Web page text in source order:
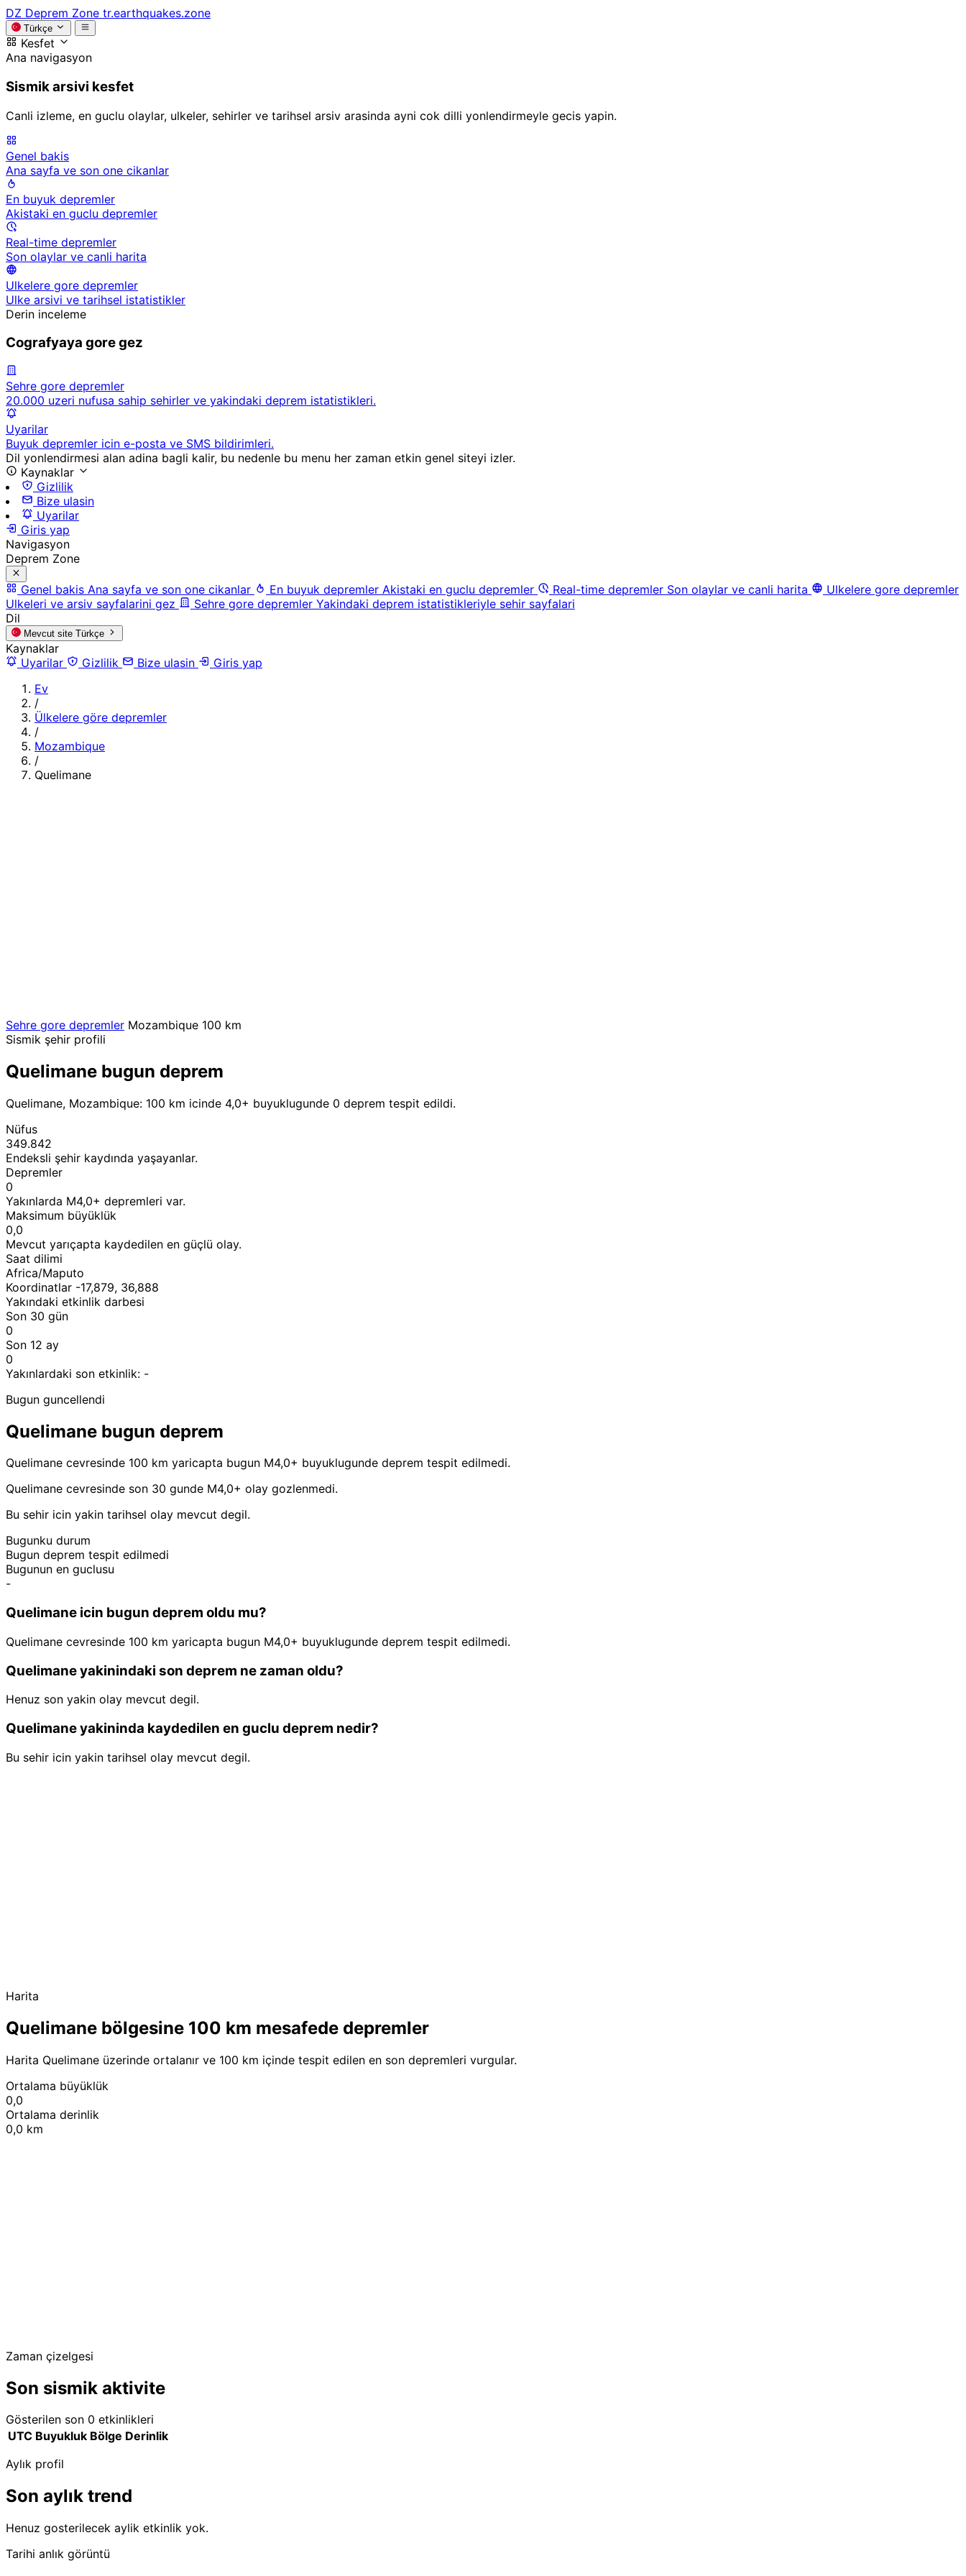
DZ Deprem Zone tr.earthquakes.zone
Türkçe
Kesfet
Ana navigasyon
Sismik arsivi kesfet
Canli izleme, en guclu olaylar, ulkeler, sehirler ve tarihsel arsiv arasinda ayni cok dilli yonlendirmeyle gecis yapin.
Genel bakis
Ana sayfa ve son one cikanlar
En buyuk depremler
Akistaki en guclu depremler
Real-time depremler
Son olaylar ve canli harita
Ulkelere gore depremler
Ulke arsivi ve tarihsel istatistikler
Derin inceleme
Cografyaya gore gez
Sehre gore depremler
20.000 uzeri nufusa sahip sehirler ve yakindaki deprem istatistikleri.
Uyarilar
Buyuk depremler icin e-posta ve SMS bildirimleri.
Dil yonlendirmesi alan adina bagli kalir, bu nedenle bu menu her zaman etkin genel siteyi izler.
Kaynaklar
Gizlilik
Bize ulasin
Uyarilar
Giris yap
Navigasyon
Deprem Zone
Genel bakis Ana sayfa ve son one cikanlar En buyuk depremler Akistaki en guclu depremler Real-time depremler Son olaylar ve canli harita
Ulkelere gore depremler
Ulkeleri ve arsiv sayfalarini gez
Sehre gore depremler Yakindaki deprem istatistikleriyle sehir sayfalari
Dil
Mevcut site Türkçe
Kaynaklar
Uyarilar
Gizlilik Bize ulasin
Giris yap
Ev
/
Ülkelere göre depremler
/
Mozambique
/
Quelimane
Sehre gore depremler Mozambique 100 km
Sismik şehir profili
Quelimane bugun deprem
Quelimane, Mozambique: 100 km icinde 4,0+ buyuklugunde 0 deprem tespit edildi.
Nüfus
349.842
Endeksli şehir kaydında yaşayanlar.
Depremler
0
Yakınlarda M4,0+ depremleri var.
Maksimum büyüklük
0,0
Mevcut yarıçapta kaydedilen en güçlü olay.
Saat dilimi
Africa/Maputo
Koordinatlar -17,879, 36,888
Yakındaki etkinlik darbesi
Son 30 gün
0
Son 12 ay
0
Yakınlardaki son etkinlik: -
Bugun guncellendi
Quelimane bugun deprem
Quelimane cevresinde 100 km yaricapta bugun M4,0+ buyuklugunde deprem tespit edilmedi.
Quelimane cevresinde son 30 gunde M4,0+ olay gozlenmedi.
Bu sehir icin yakin tarihsel olay mevcut degil.
Bugunku durum
Bugun deprem tespit edilmedi
Bugunun en guclusu
-
Quelimane icin bugun deprem oldu mu?
Quelimane cevresinde 100 km yaricapta bugun M4,0+ buyuklugunde deprem tespit edilmedi.
Quelimane yakinindaki son deprem ne zaman oldu?
Henuz son yakin olay mevcut degil.
Quelimane yakininda kaydedilen en guclu deprem nedir?
Bu sehir icin yakin tarihsel olay mevcut degil.
Harita
Quelimane bölgesine 100 km mesafede depremler
Harita Quelimane üzerinde ortalanır ve 100 km içinde tespit edilen en son depremleri vurgular.
Ortalama büyüklük
0,0
Ortalama derinlik
0,0 km
Zaman çizelgesi
Son sismik aktivite
Gösterilen son 0 etkinlikleri
UTC Buyukluk Bölge Derinlik
Aylık profil
Son aylık trend
Henuz gosterilecek aylik etkinlik yok.
Tarihi anlık görüntü